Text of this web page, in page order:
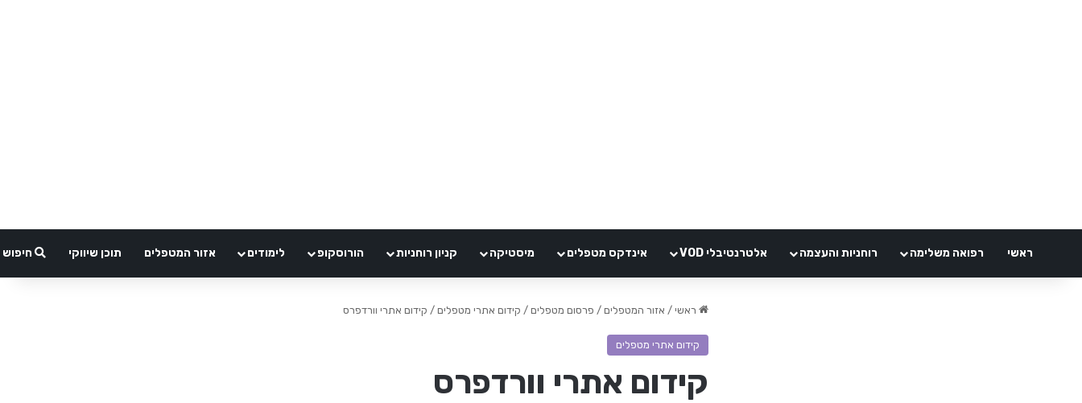
ראשי רפואה משלימה רוחניות והעצמה אלטרנטיבלי VOD אינדקס מטפלים מיסטיקה קניון רוחניות הורוסקופ לימודים אזור המטפלים תוכן שיווקי חיפוש
ראשי / אזור המטפלים / פרסום מטפלים / קידום אתרי מטפלים / קידום אתרי וורדפרס
קידום אתרי מטפלים
קידום אתרי וורדפרס